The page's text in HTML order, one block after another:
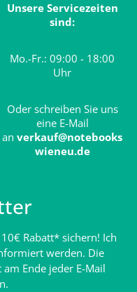
Unsere Servicezeiten
sind:
Mo.-Fr.: 09:00 - 18:00
Uhr
Oder schreiben Sie uns
eine E-Mail
an verkauf@notebooks
wieneu.de
Rabatt* sichern! Ich
werden. Die
Ende jeder E-Mail